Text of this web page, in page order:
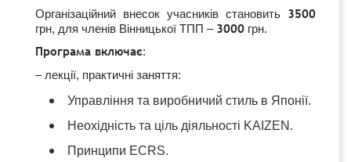
Організаційний внесок учасників становить 3500
грн, для членів Вінницької ТПП – 3000 грн.
Програма включає:
– лекції, практичні заняття:
Управління та виробничий стиль в Японії.
Неохідність та ціль діяльності KAIZEN.
Принципи ECRS.